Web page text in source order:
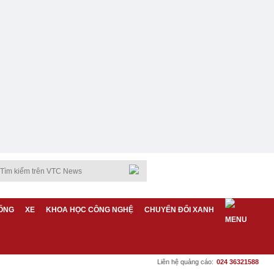
XE KHOA HỌC CÔNG NGHỆ CHUYỂN ĐỔI XANH
Liên hệ quảng cáo: 024 36321588